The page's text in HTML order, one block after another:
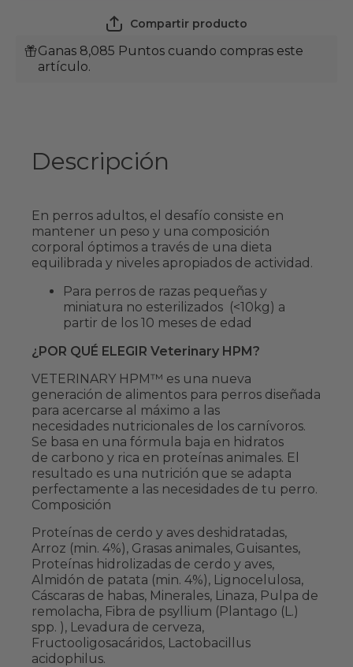
Compartir producto
Ganas 8,085 Puntos cuando compras este
artículo.
Descripción
En perros adultos, el desafío consiste en
mantener un peso y una composición
corporal óptimos a través de una dieta
equilibrada y niveles apropiados de actividad.
Para perros de razas pequeñas y
miniatura no esterilizados (<10kg) a
partir de los 10 meses de edad
¿POR QUÉ ELEGIR Veterinary HPM?
VETERINARY HPM™ es una nueva
generación de alimentos para perros diseñada
para acercarse al máximo a las
necesidades nutricionales de los carnívoros.
Se basa en una fórmula baja en hidratos
de carbono y rica en proteínas animales. El
resultado es una nutrición que se adapta
perfectamente a las necesidades de tu perro.
Composición
Proteínas de cerdo y aves deshidratadas,
Arroz (min. 4%), Grasas animales, Guisantes,
Proteínas hidrolizadas de cerdo y aves,
Almidón de patata (min. 4%), Lignocelulosa,
Cáscaras de habas, Minerales, Linaza, Pulpa de
remolacha, Fibra de psyllium (Plantago (L.)
spp. ), Levadura de cerveza,
Fructooligosacáridos, Lactobacillus
acidophilus.